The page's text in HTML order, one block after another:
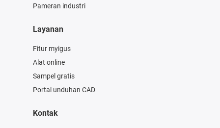
Pameran industri
Layanan
Fitur myigus
Alat online
Sampel gratis
Portal unduhan CAD
Kontak